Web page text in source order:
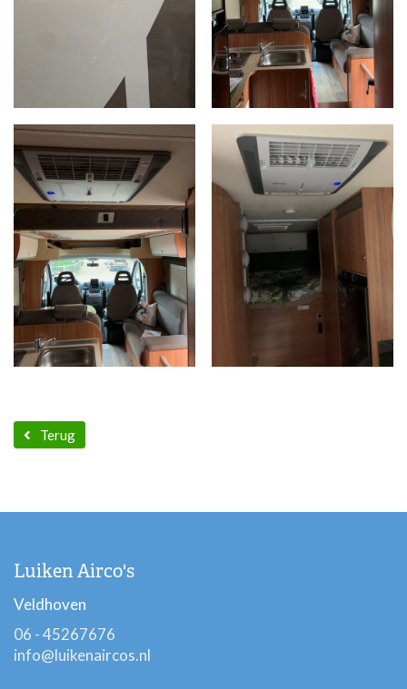
Terug
Luiken Airco's
Veldhoven
06 - 45267676
info@luikenaircos.nl